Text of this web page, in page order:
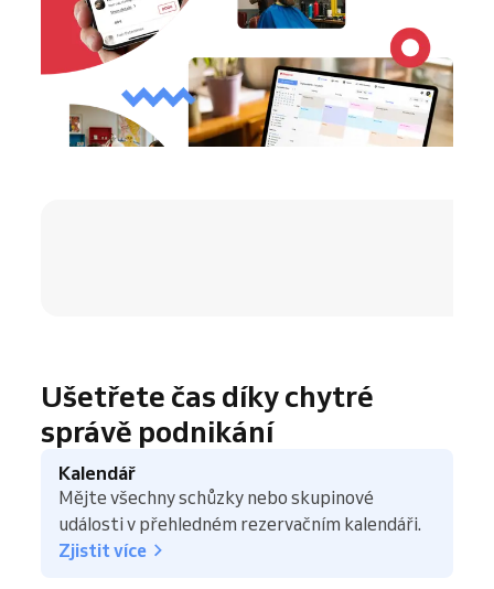
Ušetřete čas díky chytré
správě podnikání
Kalendář
Mějte všechny schůzky nebo skupinové
události v přehledném rezervačním kalendáři.
Zjistit více